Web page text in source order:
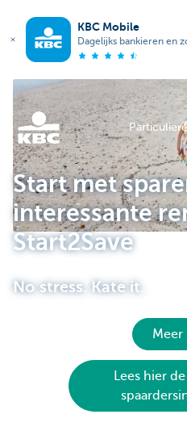
KBC Mobile
Dagelijks bankieren en
KBC
Start met
interessante
Start2Save
No stress. Kate it.
Meer
Lees hier